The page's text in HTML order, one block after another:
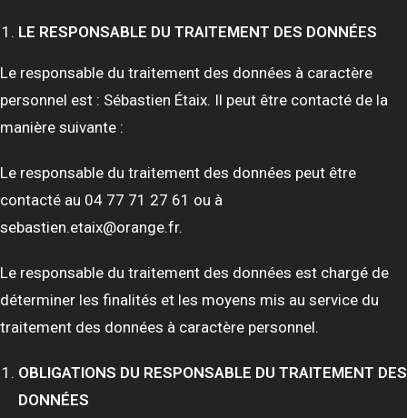
LE RESPONSABLE DU TRAITEMENT DES DONNÉES
Le responsable du traitement des données à caractère
personnel est : Sébastien Étaix. Il peut être contacté de la
manière suivante :
Le responsable du traitement des données peut être
contacté au 04 77 71 27 61 ou à
sebastien.etaix@orange.fr.
Le responsable du traitement des données est chargé de
déterminer les finalités et les moyens mis au service du
traitement des données à caractère personnel.
OBLIGATIONS DU RESPONSABLE DU TRAITEMENT DES
DONNÉES